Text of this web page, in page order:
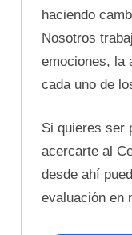
haciendo
Nosotros
emociones, la
cada uno de
Si quieres ser
acercarte al
desde ahí
evaluación en